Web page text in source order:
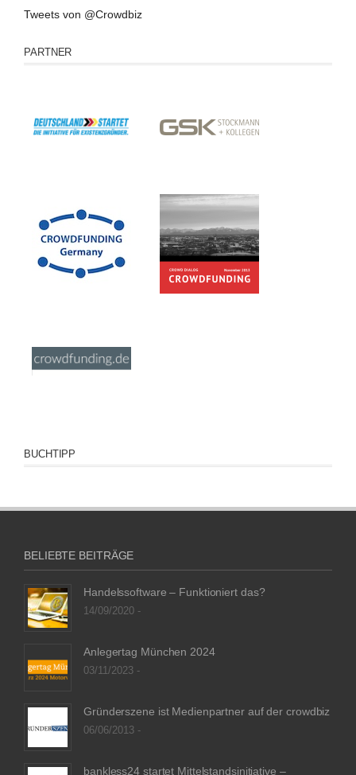
Tweets von @Crowdbiz
PARTNER
BUCHTIPP
BELIEBTE BEITRÄGE
Handelssoftware – Funktioniert das?
14/09/2020 -
Anlegertag München 2024
03/11/2023 -
Gründerszene ist Medienpartner auf der crowdbiz
06/06/2013 -
bankless24 startet Mittelstandsinitiative –